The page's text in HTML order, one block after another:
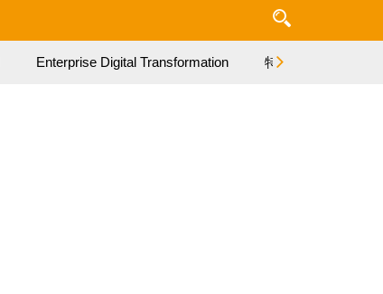
Enterprise Digital Transformation 特集